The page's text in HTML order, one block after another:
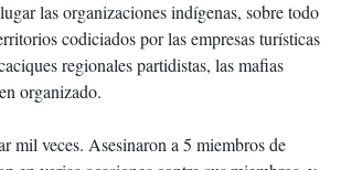
las organizaciones indígenas, sobre todo
codiciados por las empresas turísticas
regionales partidistas, las mafias
organizado.
mil veces. Asesinaron a 5 miembros de